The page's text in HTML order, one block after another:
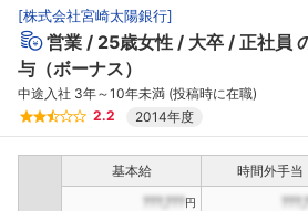
[株式会社宮崎太陽銀行]
営業 25歳女性 大卒 正社員
与（ボーナス）
中途入社 3年～10年未満 (投稿時に在職)
2.2
2014年度
基本給 時間外手当
???,???円